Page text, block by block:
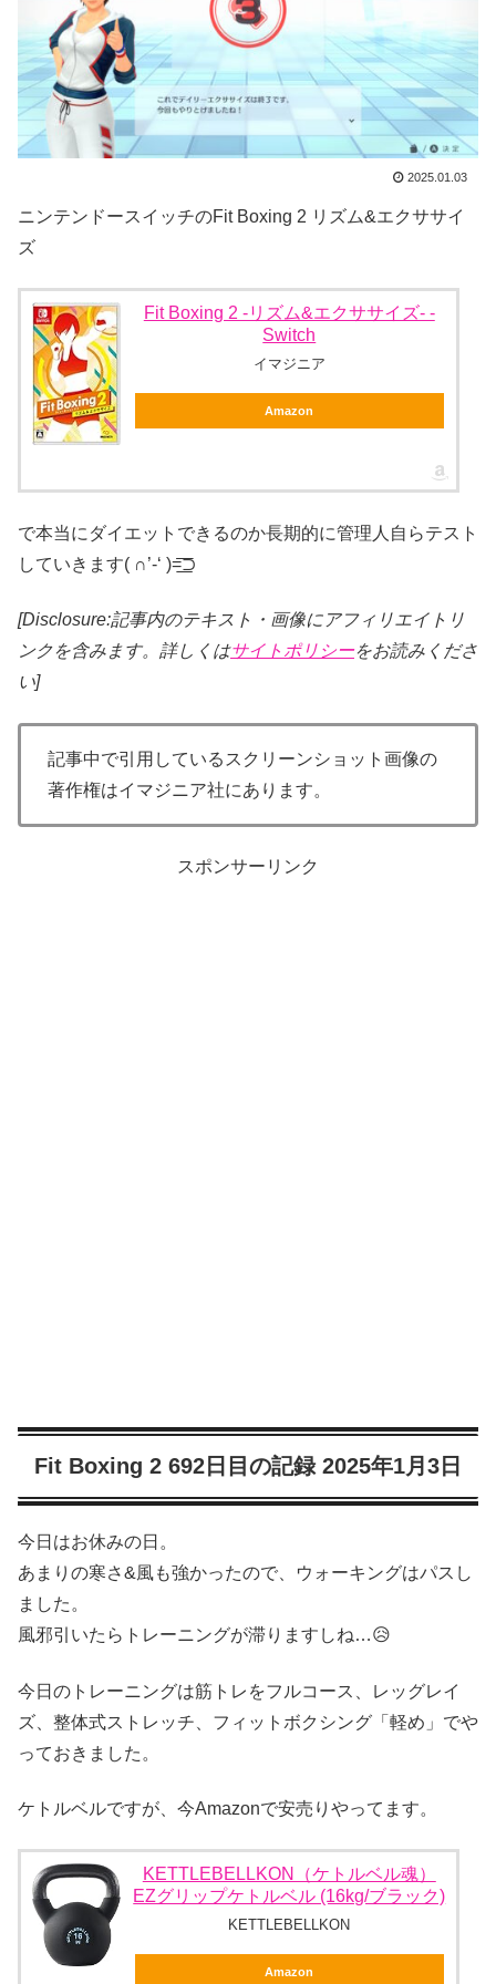
2025.01.03
ニンテンドースイッチのFit Boxing 2 リズム&エクササイ
ズ
Fit Boxing 2 -リズム&エクササイズ- -
Switch
イマジニア
Amazon
で本当にダイエットできるのか長期的に管理人自らテスト
していきます( ∩’-‘ )=͟͟͞͞⊃
[Disclosure:記事内のテキスト・画像にアフィリエイトリ
ンクを含みます。詳しくはサイトポリシーをお読みくださ
い]
記事中で引用しているスクリーンショット画像の
著作権はイマジニア社にあります。
スポンサーリンク
Fit Boxing 2 692日目の記録 2025年1月3日
今日はお休みの日。
あまりの寒さ&風も強かったので、ウォーキングはパスし
ました。
風邪引いたらトレーニングが滞りますしね…😥
今日のトレーニングは筋トレをフルコース、レッグレイ
ズ、整体式ストレッチ、フィットボクシング「軽め」でや
っておきました。
ケトルベルですが、今Amazonで安売りやってます。
KETTLEBELLKON（ケトルベル魂）
EZグリップケトルベル (16kg/ブラック)
KETTLEBELLKON
Amazon